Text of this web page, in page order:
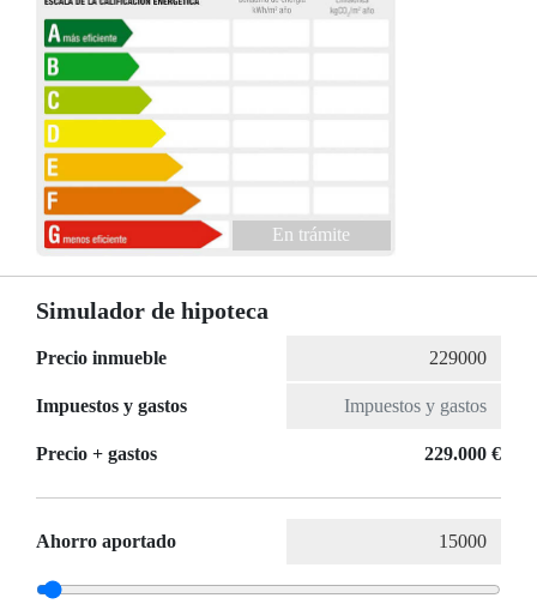
En trámite
Simulador de hipoteca
Precio inmueble
Impuestos y gastos
Precio + gastos 229.000 €
Ahorro aportado